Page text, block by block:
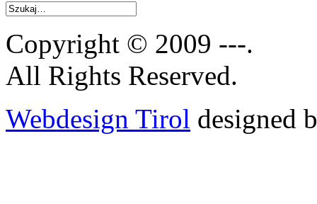
Copyright © 2009 ---.
All Rights Reserved.
Webdesign Tirol designed